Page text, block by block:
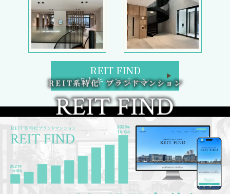
REIT FIND
5大キャンペーン